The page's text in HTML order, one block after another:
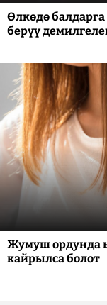
Өлкөдө
берүү
Жумуш ордунда
кайрылса болот